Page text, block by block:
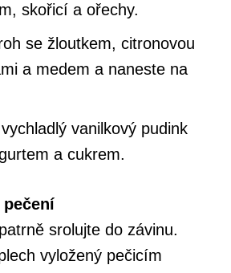
skořicí a ořechy.
se žloutkem, citronovou
a medem a naneste na
vanilkový pudink
a cukrem.
pečení
srolujte do závinu.
vyložený pečicím